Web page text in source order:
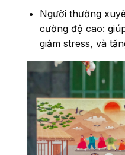
Người thường
cường độ cao:
giảm stress, và